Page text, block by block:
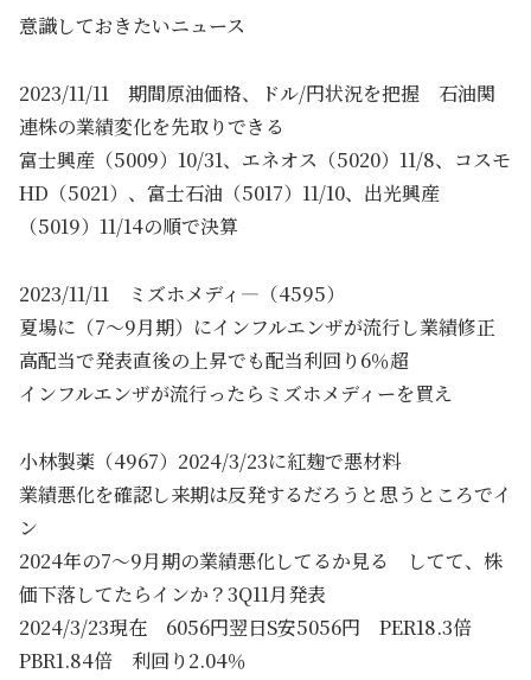
意識しておきたいニュース
2023/11/11 期間原油価格、ドル/円状況を把握 石油関
連株の業績変化を先取りできる
富士興産（5009）10/31、エネオス（5020）11/8、コスモ
HD（5021）、富士石油（5017）11/10、出光興産
（5019）11/14の順で決算
2023/11/11 ミズホメディ―（4595）
夏場に（7～9月期）にインフルエンザが流行し業績修正
高配当で発表直後の上昇でも配当利回り6％超
インフルエンザが流行ったらミズホメディーを買え
小林製薬（4967）2024/3/23に紅麹で悪材料
業績悪化を確認し来期は反発するだろうと思うところでイ
ン
2024年の7～9月期の業績悪化してるか見る してて、株
価下落してたらインか？3Q11月発表
2024/3/23現在 6056円翌日S安5056円 PER18.3倍
PBR1.84倍 利回り2.04％